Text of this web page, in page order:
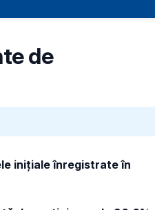
de
inițiale înregistrate în